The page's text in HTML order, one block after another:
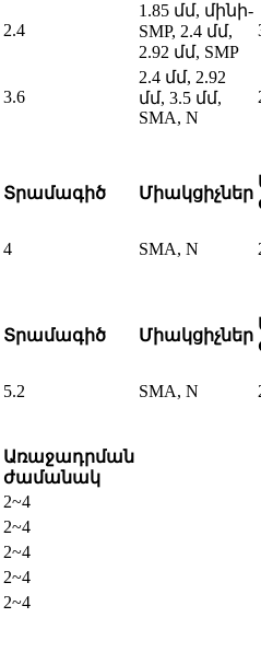
2.4
1.85 մմ, մինի-
SMP, 2.4 մմ,
2.92 մմ, SMP
3.6
2.4 մմ, 2.92
մմ, 3.5 մմ,
SMA, N
Տրամագիծ Միակցիչներ
4 SMA, N
Տրամագիծ Միակցիչներ
5.2 SMA, N
Առաջադրման
ժամանակ
2~4
2~4
2~4
2~4
2~4